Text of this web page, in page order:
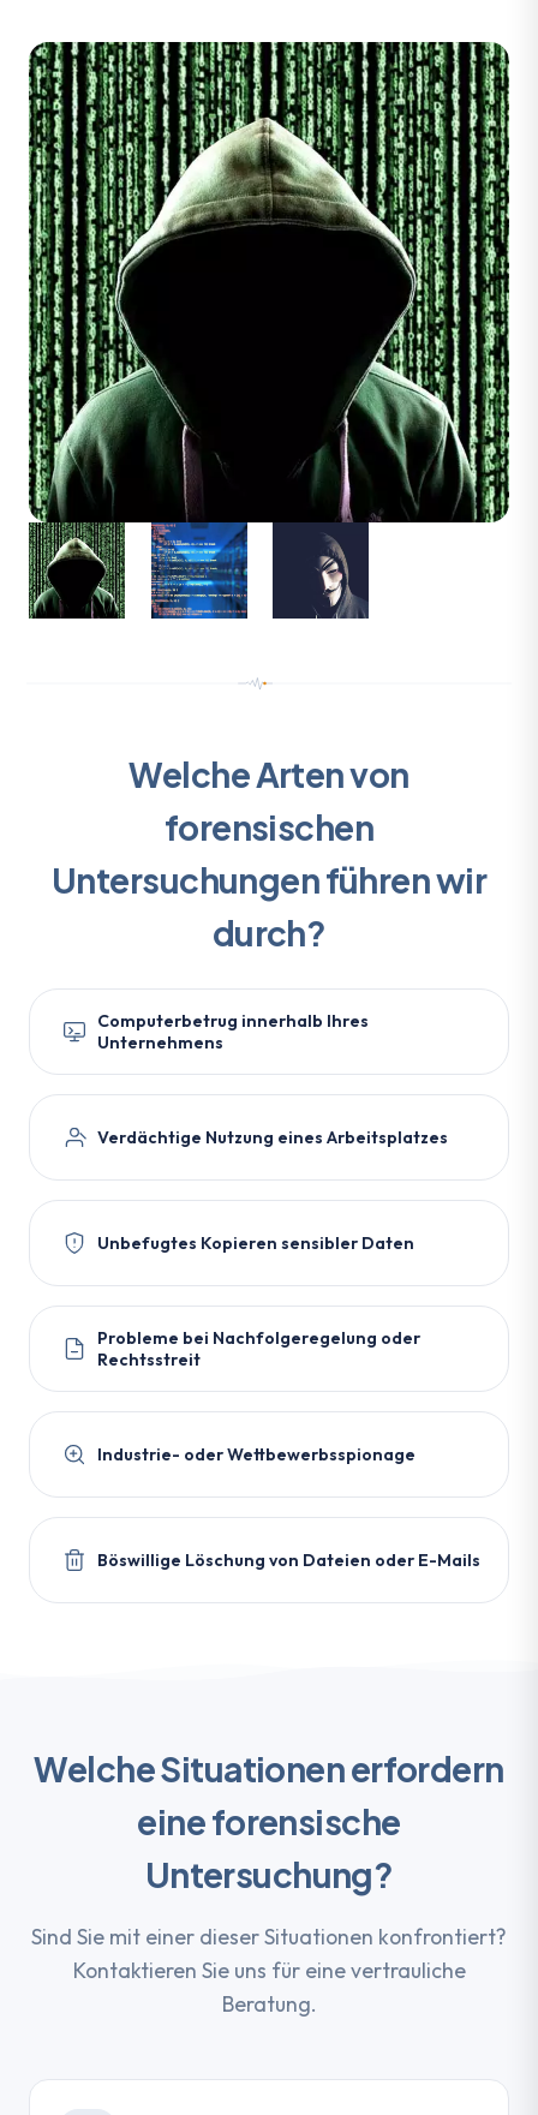
Welche Arten von
forensischen
Untersuchungen führen wir
durch?
Computerbetrug innerhalb Ihres
Unternehmens
Verdächtige Nutzung eines Arbeitsplatzes
Unbefugtes Kopieren sensibler Daten
Probleme bei Nachfolgeregelung oder
Rechtsstreit
Industrie- oder Wettbewerbsspionage
Böswillige Löschung von Dateien oder E-Mails
Welche Situationen erfordern
eine forensische
Untersuchung?
Sind Sie mit einer dieser Situationen konfrontiert?
Kontaktieren Sie uns für eine vertrauliche
Beratung.